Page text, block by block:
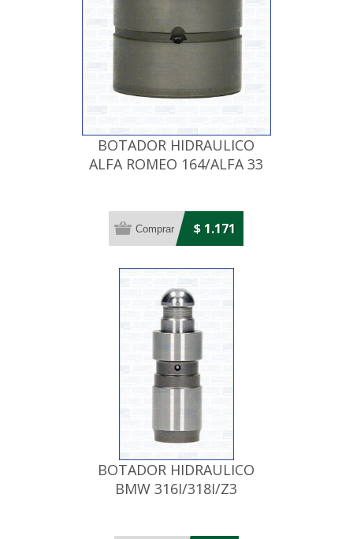
BOTADOR HIDRAULICO
ALFA ROMEO 164/ALFA 33
$ 1.171
BOTADOR HIDRAULICO
BMW 316I/318I/Z3